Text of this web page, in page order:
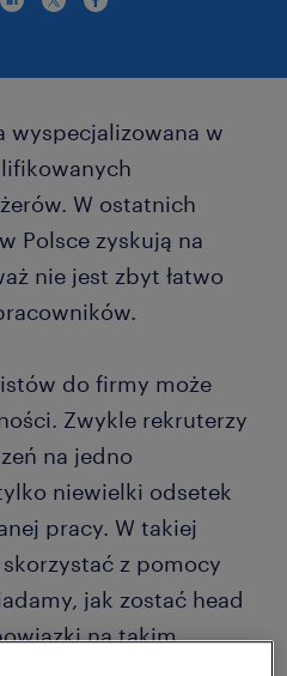
wyspecjalizowana w
W ostatnich
Polsce zyskują na
nie jest zbyt łatwo
do firmy może
Zwykle rekruterzy
na jedno
niewielki odsetek
pracy. W takiej
z pomocy
jak zostać head
na takim